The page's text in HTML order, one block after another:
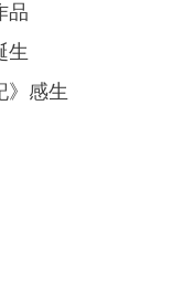
品
生
》感生